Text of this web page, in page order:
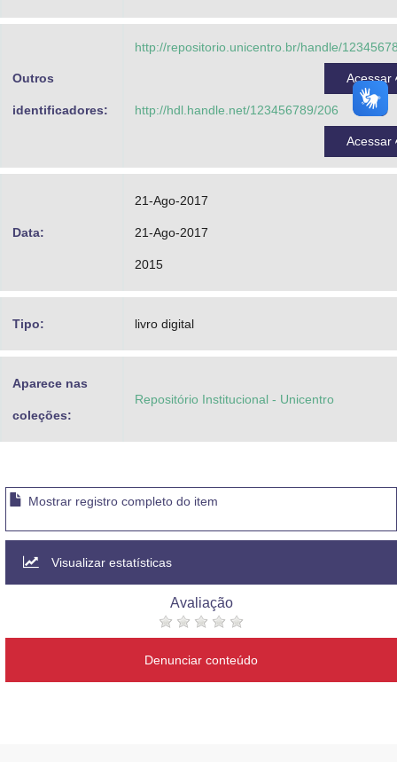
Banco Central do Brasil
Outros
identificadores:
http://repositorio.unicentro.br/handle/
Acessar
http://hdl.handle.net/123456789/206
Acessar
Data:
21-Ago-2017
21-Ago-2017
2015
Tipo: livro digital
Aparece nas
coleções:
Repositório Institucional - Unicentro
Mostrar registro completo do item
Visualizar estatísticas
Avaliação
Denunciar conteúdo